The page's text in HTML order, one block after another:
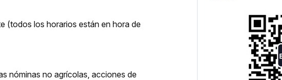
(todos los horarios están en hora de
nóminas no agrícolas, acciones de